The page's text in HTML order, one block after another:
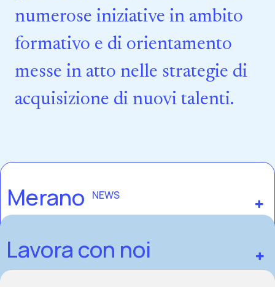
numerose iniziative in ambito
formativo e di orientamento
messe in atto nelle strategie di
acquisizione di nuovi talenti.
NEWS
Merano
Lavora con noi